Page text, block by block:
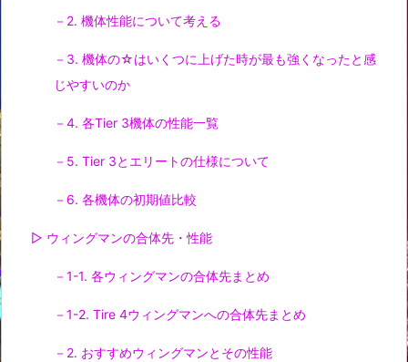
－2. 機体性能について考える
－3. 機体の☆はいくつに上げた時が最も強くなったと感
じやすいのか
－4. 各Tier 3機体の性能一覧
－5. Tier 3とエリートの仕様について
－6. 各機体の初期値比較
▷ ウィングマンの合体先・性能
－1-1. 各ウィングマンの合体先まとめ
－1-2. Tire 4ウィングマンへの合体先まとめ
－2. おすすめウィングマンとその性能